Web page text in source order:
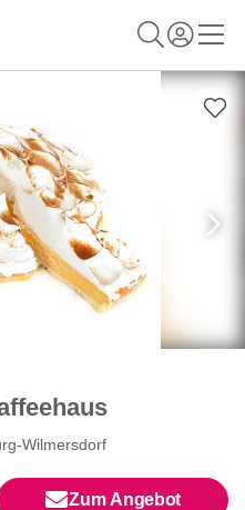
Wilmersdorf
Zum Angebot